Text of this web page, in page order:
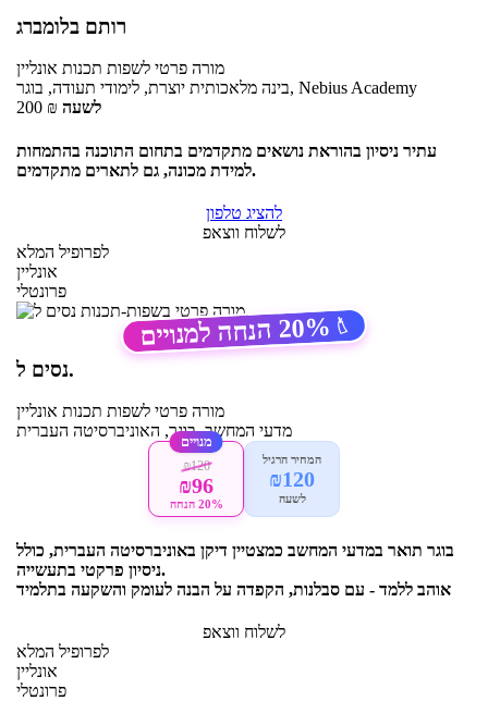
רותם בלומברג
מורה פרטי לשפות תכנות אונליין
בינה מלאכותית יוצרת, לימודי תעודה, בוגר, Nebius Academy
200 ₪ לשעה
עתיר ניסיון בהוראת נושאים מתקדמים בתחום התוכנה בהתמחות
למידת מכונה, גם לתארים מתקדמים.
להציג טלפון
לשלוח ווצאפ
לפרופיל המלא
אונליין
פרונטלי
🏷️
20%
הנחה למנויים
נסים ל.
מורה פרטי לשפות תכנות אונליין
מדעי המחשב, בוגר, האוניברסיטה העברית
המחיר הרגיל
₪120
לשעה
מנויים
₪120
₪96
20% הנחה
בוגר תואר במדעי המחשב כמצטיין דיקן באוניברסיטה העברית, כולל
ניסיון פרקטי בתעשייה.
אוהב ללמד - עם סבלנות, הקפדה על הבנה לעומק והשקעה בתלמיד
לשלוח ווצאפ
לפרופיל המלא
אונליין
פרונטלי